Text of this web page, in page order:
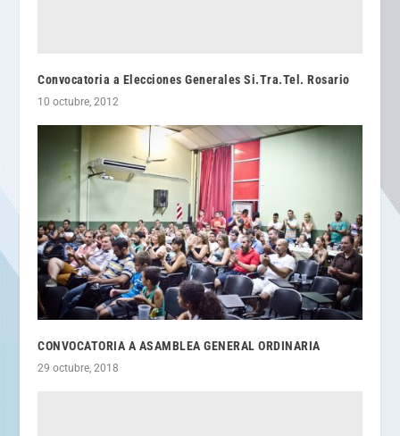
Convocatoria a Elecciones Generales Si.Tra.Tel. Rosario
10 octubre, 2012
CONVOCATORIA A ASAMBLEA GENERAL ORDINARIA
29 octubre, 2018